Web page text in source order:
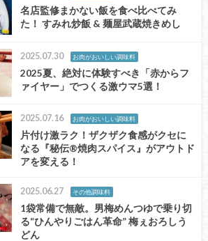
名店監修まかない飯を食べ比べてみ
た！ すみれ炒飯 & 麺屋武蔵焼きめし
2025.07.30 お肉がおいしい調味料
2025夏、絶対に体験すべき「赤からフ
ァイヤー」でつくる激ウマ5選！
2025.07.16 お肉がおいしい調味料
片付け激ラク！ザクザク食感がクセに
なる『秘伝®焼肉スパイス』がアウトド
アを変える！
2025.06.27 その他調味料
1袋常備で無敵。男梅めんつゆで乗り切
る“ひんやりごはん革命” 梅ぇおろしう
どん